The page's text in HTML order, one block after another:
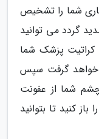
شما را تشخیص
گردد می توانید
کراتیت پزشک شما
خواهد گرفت سپس
شما از عفونت
کنید تا بتوانید